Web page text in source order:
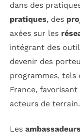
dans des
pratiques, des
axées sur les
intégrant des
devenir des
programmes, tels
France,
acteurs de terrain.
Les